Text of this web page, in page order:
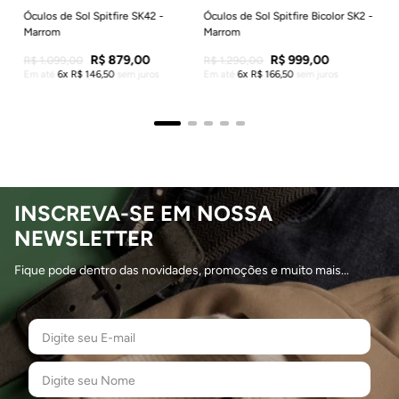
Óculos de Sol Spitfire SK42 -
Marrom
R$ 1.099,00 R$879,00
Em até6 R$ 146,50sem juros
Óculos de Sol Spitfire Bicolor SK2 -
Marrom
R$ 1.290,00 R$ 999,00
Em até6 R$ 166,50 sem juros
INSCREVA-SE EM NOSSA
NEWSLETTER
Fique pode dentro das novidades, promoções e muito mais...